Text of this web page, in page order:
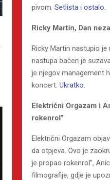
pivom. Setlista i ostalo.
Ricky Martin, Dan
Ricky Martin nastupio
nastupa bačen je
je njegov management
koncert. Ukratko.
Električni Orgazam i
rokenrol”
Električni Orgazam
da otpjeva. Ovo je
je propao rokenrol”,
filmografije, gdje je